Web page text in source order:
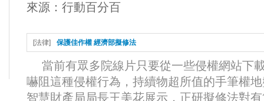
來源： 行動百分百
[法律] 保護佳作權 經濟部擬修法
當前有眾多院線片只要從一些侵權網站下
嚇阻這種侵權行為，持續物超所值的手筆權
智慧財產局局長王美花展示，正研擬修法對